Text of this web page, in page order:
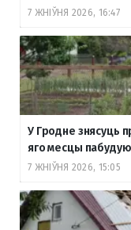
7 ЖНІЎНЯ 2026, 16:47
У Гродне знясуць
яго месцы
7 ЖНІЎНЯ 2026, 15:05